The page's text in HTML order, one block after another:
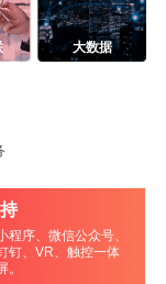
大数据
程序、微信公众号、
钉、VR、触控一体
。